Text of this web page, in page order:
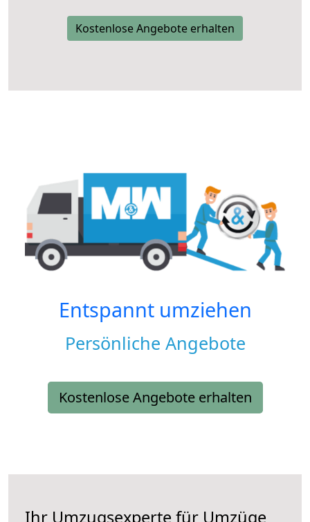
Kostenlose Angebote erhalten
Entspannt umziehen
Persönliche Angebote
Kostenlose Angebote erhalten
Ihr Umzugsexperte für Umzüge